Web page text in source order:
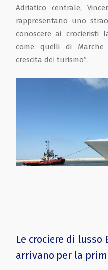
Le crociere di lusso
arrivano per la
Adriatico centrale,
rappresentano uno
conoscere ai crocieristi
come quelli di
crescita del turismo”.